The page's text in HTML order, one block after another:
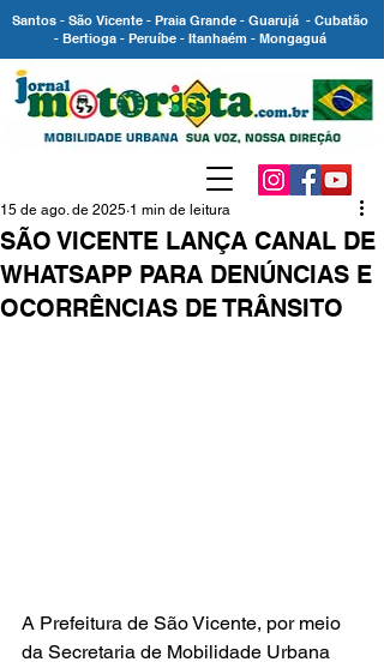
Santos - São Vicente - Praia Grande - Guarujá - Cubatão
- Bertioga - Peruíbe - Itanhaém - Mongaguá
SÃO VICENTE LANÇA CANAL DE
WHATSAPP PARA DENÚNCIAS E
OCORRÊNCIAS DE TRÂNSITO
15 de ago. de 2025 1 min de leitura
A Prefeitura de São Vicente, por meio
da Secretaria de Mobilidade Urbana